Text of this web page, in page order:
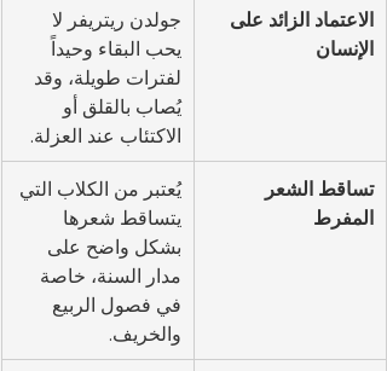
الاعتماد الزائد على
الإنسان
جولدن ريتريفر لا
يحب البقاء وحيداً
لفترات طويلة، وقد
يُصاب بالقلق أو
الاكتئاب عند العزلة.
تساقط الشعر
المفرط
يُعتبر من الكلاب التي
يتساقط شعرها
بشكل واضح على
مدار السنة، خاصة
في فصول الربيع
والخريف.